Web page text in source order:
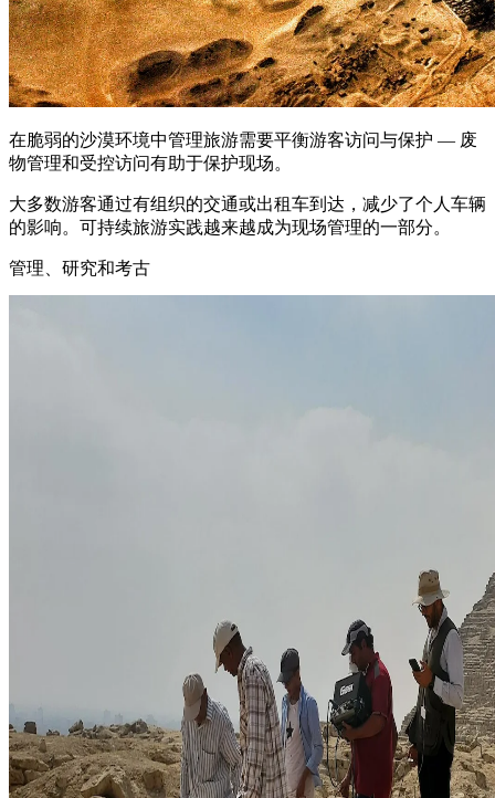
在脆弱的沙漠环境中管理旅游需要平衡游客访问与保护 — 废
物管理和受控访问有助于保护现场。
大多数游客通过有组织的交通或出租车到达，减少了个人车辆
的影响。可持续旅游实践越来越成为现场管理的一部分。
管理、研究和考古